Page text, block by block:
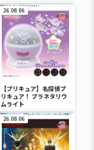
26.08.06
【プリキュア】名探偵プ
リキュア！ プラネタリウ
ムライト
26.08.06